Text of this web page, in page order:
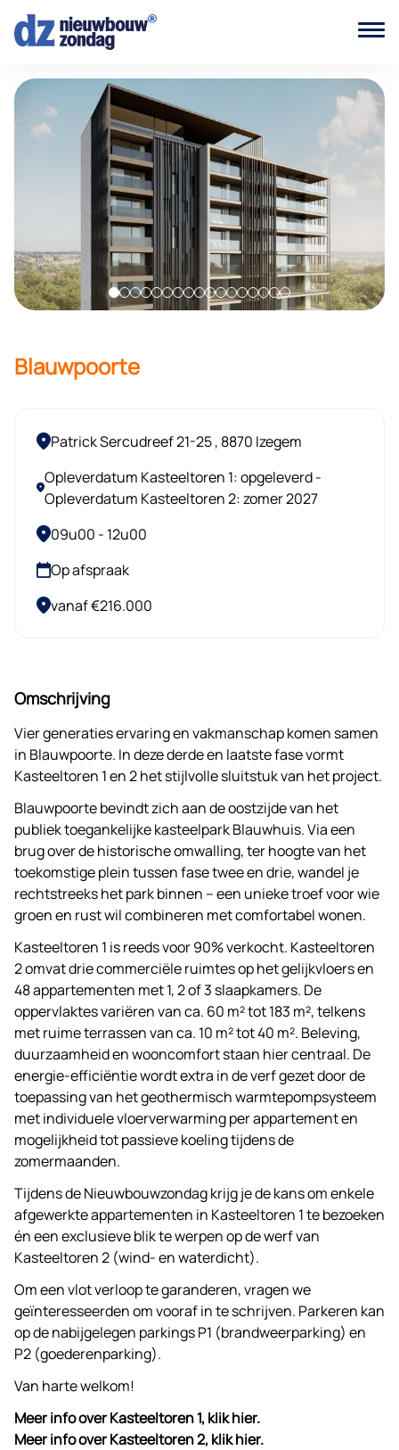
Blauwpoorte
Patrick Sercudreef 21-25 , 8870 Izegem
Opleverdatum Kasteeltoren 1: opgeleverd -
Opleverdatum Kasteeltoren 2: zomer 2027
09u00 - 12u00
Op afspraak
vanaf €216.000
Omschrijving
Vier generaties ervaring en vakmanschap komen samen
in Blauwpoorte. In deze derde en laatste fase vormt
Kasteeltoren 1 en 2 het stijlvolle sluitstuk van het project.
Blauwpoorte bevindt zich aan de oostzijde van het
publiek toegankelijke kasteelpark Blauwhuis. Via een
brug over de historische omwalling, ter hoogte van het
toekomstige plein tussen fase twee en drie, wandel je
rechtstreeks het park binnen – een unieke troef voor wie
groen en rust wil combineren met comfortabel wonen.
Kasteeltoren 1 is reeds voor 90% verkocht. Kasteeltoren
2 omvat drie commerciële ruimtes op het gelijkvloers en
48 appartementen met 1, 2 of 3 slaapkamers. De
oppervlaktes variëren van ca. 60 m² tot 183 m², telkens
met ruime terrassen van ca. 10 m² tot 40 m². Beleving,
duurzaamheid en wooncomfort staan hier centraal. De
energie-efficiëntie wordt extra in de verf gezet door de
toepassing van het geothermisch warmtepompsysteem
met individuele vloerverwarming per appartement en
mogelijkheid tot passieve koeling tijdens de
zomermaanden.
Tijdens de Nieuwbouwzondag krijg je de kans om enkele
afgewerkte appartementen in Kasteeltoren 1 te bezoeken
én een exclusieve blik te werpen op de werf van
Kasteeltoren 2 (wind- en waterdicht).
Om een vlot verloop te garanderen, vragen we
geïnteresseerden om vooraf in te schrijven. Parkeren kan
op de nabijgelegen parkings P1 (brandweerparking) en
P2 (goederenparking).
Van harte welkom!
Meer info over Kasteeltoren 1, klik hier.
Meer info over Kasteeltoren 2, klik hier.